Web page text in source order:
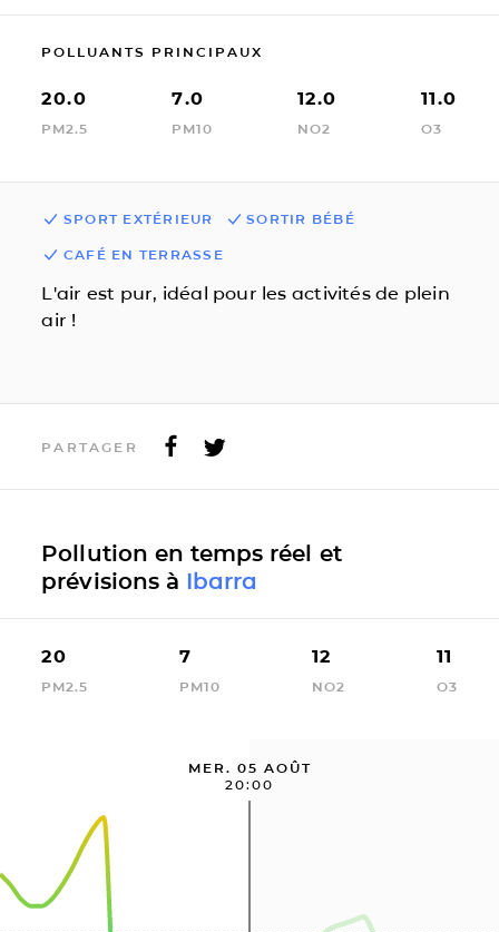
POLLUANTS PRINCIPAUX
20.0
PM2.5
7.0
PM10
12.0
NO2
11.0
O3
SPORT EXTÉRIEUR SORTIR BÉBÉ
CAFÉ EN TERRASSE
L'air est pur, idéal pour les activités de plein
air !
PARTAGER
Pollution en temps réel et
prévisions à Ibarra
20
PM2.5
7
PM10
12
NO2
11
O3
MER. 05 AOÛT
20:00